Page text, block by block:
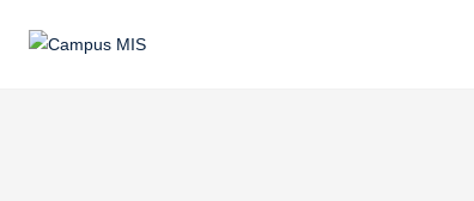
UnivCamp 2026